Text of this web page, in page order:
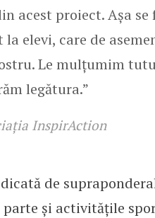
acest proiect. Așa se
elevi, care de
Le mulțumim
legătura.”
InspirAction
de
și activitățile